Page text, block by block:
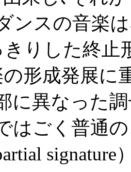
ンスの音楽
りした終止
形成発展に
に異なった
はごく普通